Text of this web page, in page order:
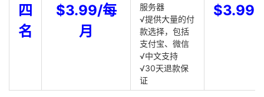
四
名
$3.99/每
月
服务器
√提供大量的付
款选择，包括
支付宝、微信
√中文支持
√30天退款保
证
$3.99